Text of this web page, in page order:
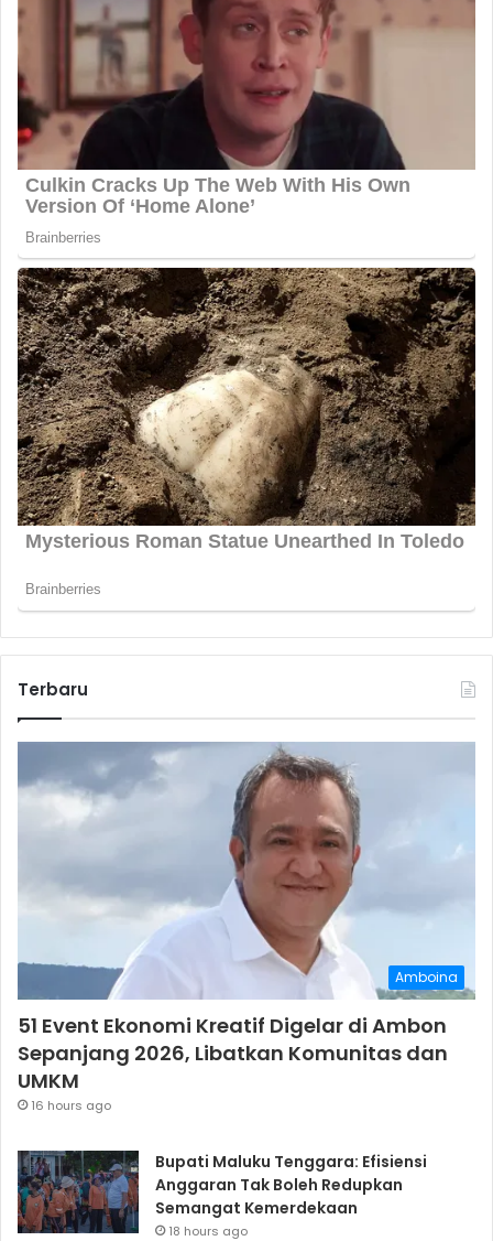
Terbaru
Amboina
51 Event Ekonomi Kreatif Digelar di Ambon
Sepanjang 2026, Libatkan Komunitas dan
UMKM
16 hours ago
Bupati Maluku Tenggara: Efisiensi
Anggaran Tak Boleh Redupkan
Semangat Kemerdekaan
18 hours ago